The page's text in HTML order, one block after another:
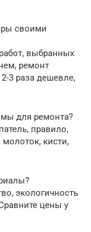
своими
выбранных
ремонт
3 раза дешевле,
для ремонта?
правило,
молоток, кисти,
экологичность
цены у